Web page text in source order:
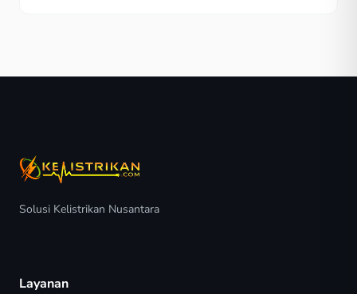
Solusi Kelistrikan Nusantara
Layanan